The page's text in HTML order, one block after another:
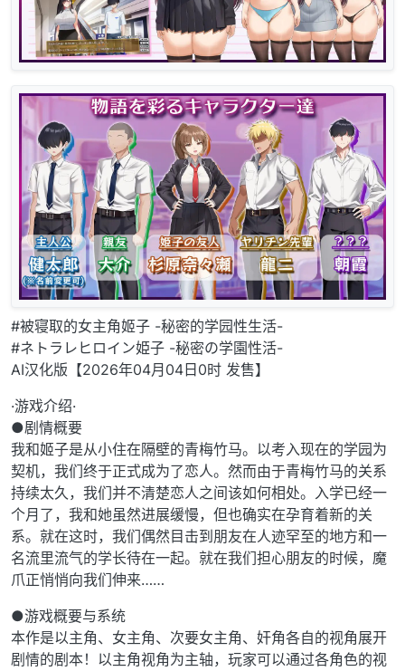
#被寝取的女主角姬子 -秘密的学园性生活-
#ネトラレヒロイン姫子 -秘密の学園性活-
AI汉化版【2026年04月04日0时 发售】
·游戏介绍·
●剧情概要
我和姬子是从小住在隔壁的青梅竹马。以考入现在的学园为
契机，我们终于正式成为了恋人。然而由于青梅竹马的关系
持续太久，我们并不清楚恋人之间该如何相处。入学已经一
个月了，我和她虽然进展缓慢，但也确实在孕育着新的关
系。就在这时，我们偶然目击到朋友在人迹罕至的地方和一
名流里流气的学长待在一起。就在我们担心朋友的时候，魔
爪正悄悄向我们伸来……
●游戏概要与系统
本作是以主角、女主角、次要女主角、奸角各自的视角展开
剧情的剧本！以主角视角为主轴，玩家可以通过各角色的视